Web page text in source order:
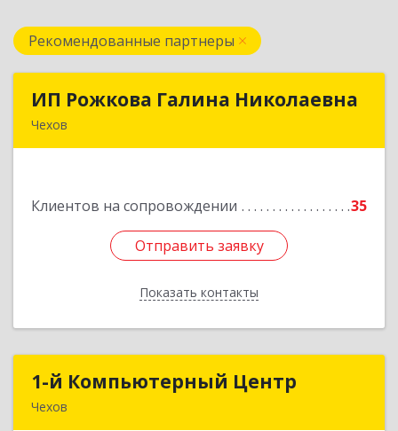
Рекомендованные партнеры
ИП Рожкова Галина Николаевна
Чехов
Клиентов на сопровождении 35
Отправить заявку
Показать контакты
ИП Рожкова Галина Николаевна
Подробнее
Отправить заявку
Назад
1-й Компьютерный Центр
Чехов
1-й Компьютерный Центр